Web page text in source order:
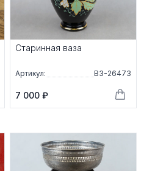
Старинная ваза
Артикул: ВЗ-26473
7 000 ₽